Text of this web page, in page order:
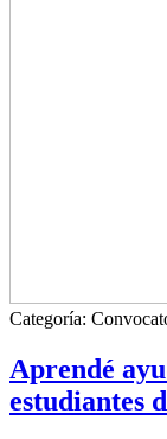
Categoría:
Aprendé
estudiantes